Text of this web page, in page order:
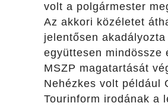
volt a polgármester
Az akkori közéletet
jelentősen
együttesen mindössze
MSZP magatartását
Nehézkes volt például
Tourinform irodának a